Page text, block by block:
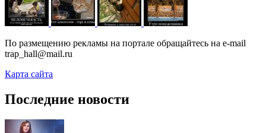
По размещению рекламы на портале обращайтесь на e-mail
trap_hall@mail.ru
Карта сайта
Последние новости